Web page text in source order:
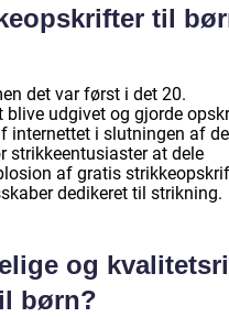
til
det var først i det 20.
blive udgivet og gjorde
internettet i slutningen af
strikkeentusiaster at dele
af gratis
dedikeret til strikning.
og
børn?